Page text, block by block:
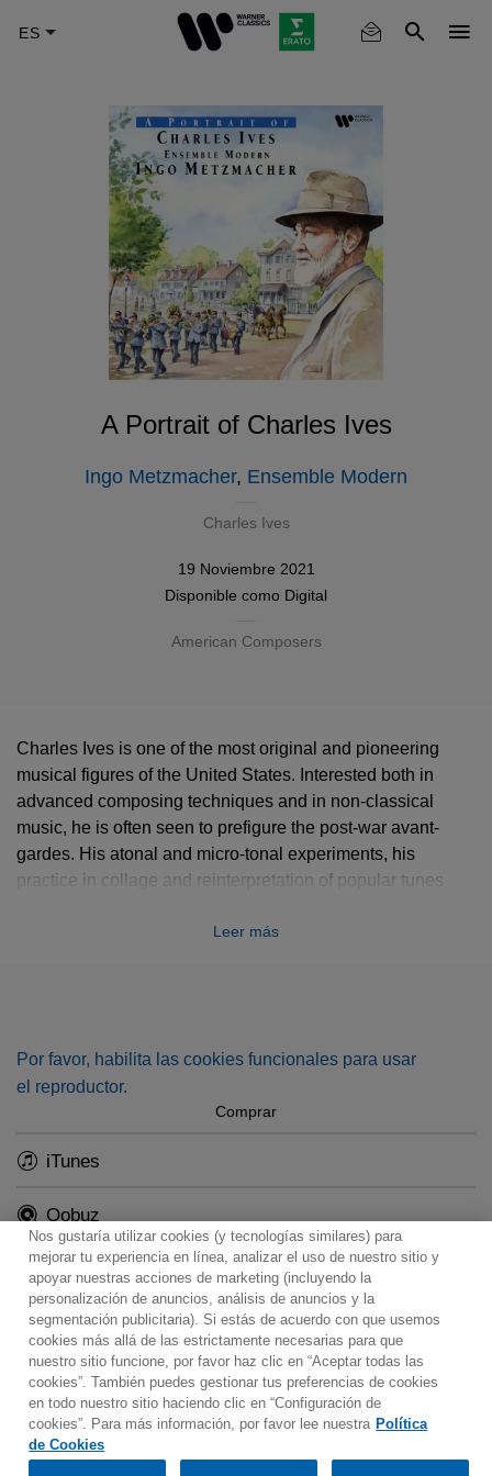
A Portrait of Charles Ives
Ingo Metzmacher, Ensemble Modern
Charles Ives
19 Noviembre 2021
Disponible como Digital
American Composers
Charles Ives is one of the most original and pioneering
musical figures of the United States. Interested both in
advanced composing techniques and in non-classical
music, he is often seen to prefigure the post-war avant-
gardes. His atonal and micro-tonal experiments, his
practice in collage and reinterpretation of popular tunes
Zappa. In 1991, modern music champion Ingo Metzmacher
Leer más
Por favor, habilita las cookies funcionales para usar
el reproductor.
Comprar
iTunes
Qobuz
Contacto Boletin informativo
Términos de Uso
Política de Privacidad
Mapa web
Política de cookies
Ajustes de Cookies
Would you prefer to visit our website in English?
Nos gustaría utilizar cookies (y tecnologías similares) para
mejorar tu experiencia en línea, analizar el uso de nuestro sitio y
apoyar nuestras acciones de marketing (incluyendo la
personalización de anuncios, análisis de anuncios y la
segmentación publicitaria). Si estás de acuerdo con que usemos
cookies más allá de las estrictamente necesarias para que
nuestro sitio funcione, por favor haz clic en “Aceptar todas las
cookies”. También puedes gestionar tus preferencias de cookies
en todo nuestro sitio haciendo clic en “Configuración de
cookies”. Para más información, por favor lee nuestra Política
de Cookies